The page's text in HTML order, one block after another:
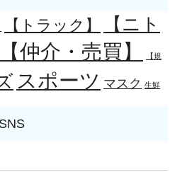
【トラック】
【ニト
【仲介・売買】 【規
スポーツ マスク 生鮮